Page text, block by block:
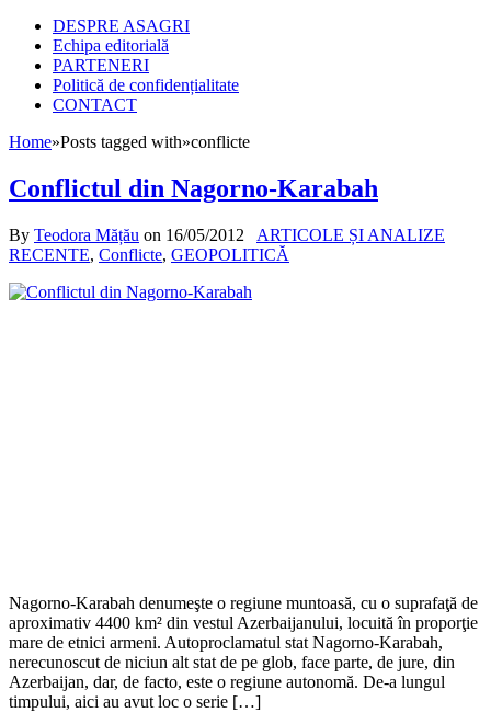
DESPRE ASAGRI
Echipa editorială
PARTENERI
Politică de confidențialitate
CONTACT
Home»Posts tagged with»conflicte
Conflictul din Nagorno-Karabah
By Teodora Mățău on 16/05/2012
ARTICOLE ȘI ANALIZE
RECENTE, Conflicte, GEOPOLITICĂ
Nagorno-Karabah denumeşte o regiune muntoasă, cu o suprafaţă de
aproximativ 4400 km² din vestul Azerbaijanului, locuită în proporţie
mare de etnici armeni. Autoproclamatul stat Nagorno-Karabah,
nerecunoscut de niciun alt stat de pe glob, face parte, de jure, din
Azerbaijan, dar, de facto, este o regiune autonomă. De-a lungul
timpului, aici au avut loc o serie […]